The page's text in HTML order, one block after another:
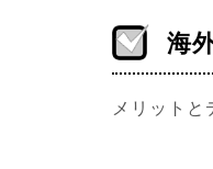
海
メリット